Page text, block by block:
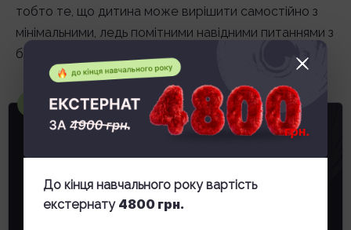
До кінця навчального року вартість
екстернату 4800 грн.
тобто те, що дитина може вирішити самостійно з
мінімальними, ледь помітними навідними питаннями з
боку дорослого.
Чи підійде це моїй дитині?
СПРОБУЙТЕБЕЗОПЛАТНИЙ
ПЕРІОД
Залиште заявку, ми зв’яжемося та надамо